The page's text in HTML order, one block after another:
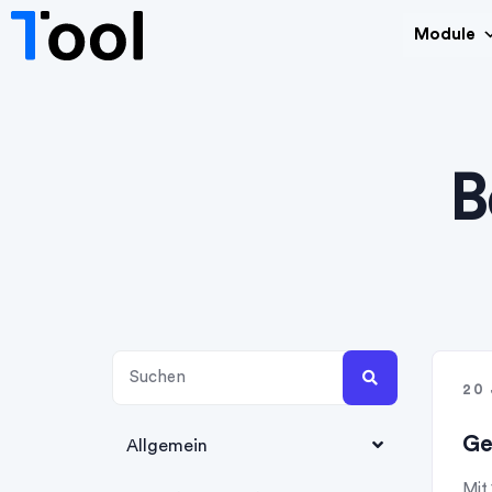
Module
Allgemein
20